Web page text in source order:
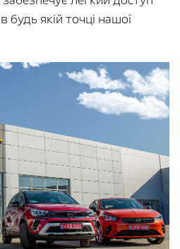
будь якій точці нашої